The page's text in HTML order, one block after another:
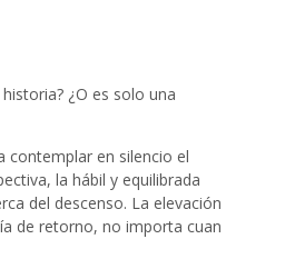
¿O es solo una
contemplar en silencio el
la hábil y equilibrada
del descenso. La elevación
de retorno, no importa cuan